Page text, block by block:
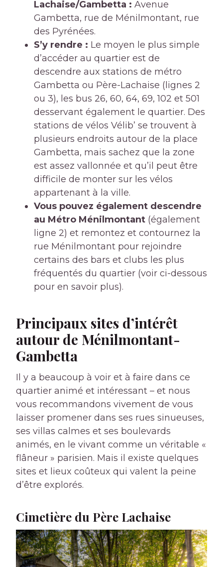
Lachaise/Gambetta : Avenue
Gambetta, rue de Ménilmontant, rue
des Pyrénées.
S’y rendre : Le moyen le plus simple
d’accéder au quartier est de
descendre aux stations de métro
Gambetta ou Père-Lachaise (lignes 2
ou 3), les bus 26, 60, 64, 69, 102 et 501
desservant également le quartier. Des
stations de vélos Vélib’ se trouvent à
plusieurs endroits autour de la place
Gambetta, mais sachez que la zone
est assez vallonnée et qu’il peut être
difficile de monter sur les vélos
appartenant à la ville.
Vous pouvez également descendre
au Métro Ménilmontant (également
ligne 2) et remontez et contournez la
rue Ménilmontant pour rejoindre
certains des bars et clubs les plus
fréquentés du quartier (voir ci-dessous
pour en savoir plus).
Principaux sites d’intérêt
autour de Ménilmontant-
Gambetta
Il y a beaucoup à voir et à faire dans ce
quartier animé et intéressant – et nous
vous recommandons vivement de vous
laisser promener dans ses rues sinueuses,
ses villas calmes et ses boulevards
animés, en le vivant comme un véritable «
flâneur » parisien. Mais il existe quelques
sites et lieux coûteux qui valent la peine
d’être explorés.
Cimetière du Père Lachaise